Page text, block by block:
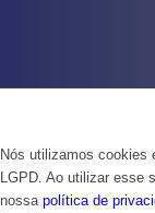
Nós utilizamos cookies
LGPD. Ao utilizar esse
nossa política de